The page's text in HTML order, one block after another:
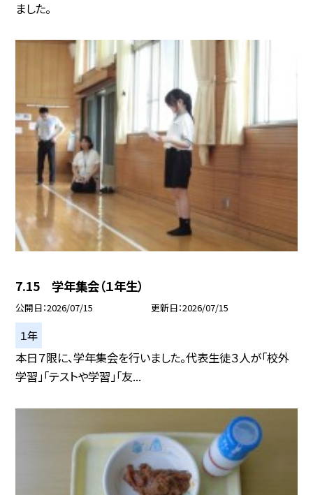
ました。
7.15 学年集会（１年生）
公開日 2026/07/15 更新日 2026/07/15
１年
本日７限に、学年集会を行いました。代表生徒３人が「校外
学習」「テストや学習」「友...